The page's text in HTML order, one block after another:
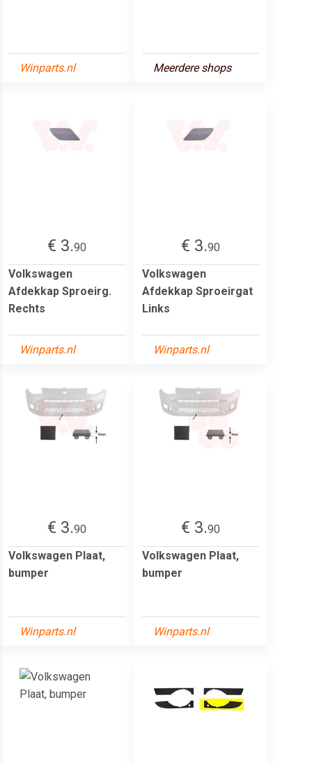
Winparts.nl Meerdere shops
€ 3.90
Volkswagen
Afdekkap Sproeirg.
Rechts
Winparts.nl
€ 3.90
Volkswagen
Afdekkap Sproeirgat
Links
Winparts.nl
€ 3.90
Volkswagen Plaat,
bumper
Winparts.nl
€ 3.90
Volkswagen Plaat,
bumper
Winparts.nl